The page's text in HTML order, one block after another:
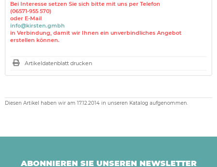
Bei Interesse setzen Sie sich bitte mit uns per Telefon
(06571-955 570)
oder E-Mail
info@kirsten.gmbh
in Verbindung, damit wir Ihnen ein unverbindliches Angebot
erstellen können.
Artikeldatenblatt drucken
Diesen Artikel haben wir am 17.12.2014 in unseren Katalog aufgenommen.
ABONNIEREN SIE UNSEREN NEWSLETTER